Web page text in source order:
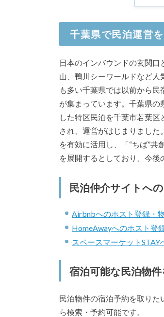
千葉県で民泊運営
日本のインバウンドの玄関
山、鴨川シーワールドなど
も多い千葉県では以前から
が集まっています。千葉県
した特区民泊を千葉市若葉
され、運営がはじまりまし
を有効に活用し、「“ちば”
を展開するとしており、今後
民泊仲介サイトへ
Airbnbへのホスト登録・
HomeAwayへのホスト登
スペースマーケット
宿泊可能な民泊物
民泊物件の宿泊予約を取り
ら検索・予約可能です。